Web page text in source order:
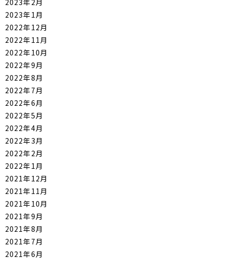
2023年1月
2022年12月
2022年11月
2022年10月
2022年9月
2022年8月
2022年7月
2022年6月
2022年5月
2022年4月
2022年3月
2022年2月
2022年1月
2021年12月
2021年11月
2021年10月
2021年9月
2021年8月
2021年7月
2021年6月